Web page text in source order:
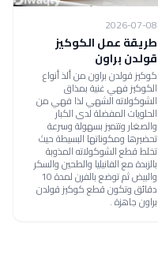
2026-07-08
طريقة عمل الكوكيز
قولدن براون
كوكيز قولدن براون من ألذ أنواع
الكوكيز فهي غنية بمذاق
الشوكولاته الشهي لذا فهي من
الحلويات المفضلة لدى الكبار
والصغار وتتميز بسهولة وسرعة
تحضيرها ومكوناتها البسيطة حيث
تخلط قطع الشوكولاته المذوبة
بالزبدة مع الفانيليا والطحين والسكر
والبيض ثم توضع بالفرن لمدة 10
دقائق وتكون قطع كوكيز قولدن
براون جاهزة .